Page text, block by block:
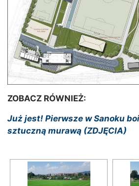
ZOBACZ RÓWNIEŻ:
Już jest! Pierwsze w Sanoku
sztuczną murawą (ZDJĘCIA)